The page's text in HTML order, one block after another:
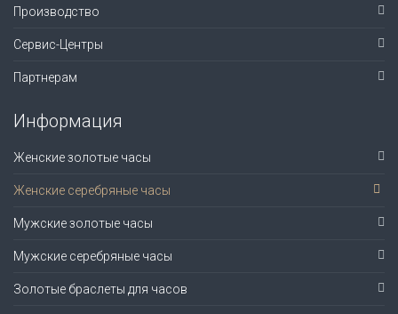
Производство
Сервис-Центры
Партнерам
Информация
Женские золотые часы
Женские серебряные часы
Мужские золотые часы
Мужские серебряные часы
Золотые браслеты для часов